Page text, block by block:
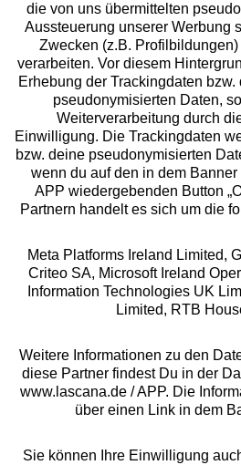
Services
Beratung
Über uns
Rechtliches
Alle Preise inkl. MwSt., zzgl.
Versandkosten
** Bonität vorausgesetzt, berechtigt zur
die von uns übermittelten
Aussteuerung unserer Werbung
Zwecken (z.B.
verarbeiten. Vor diesem
Erhebung der Trackingdaten
pseudonymisierten Daten,
Weiterverarbeitung durch
Einwilligung. Die Trackingdaten
bzw. deine pseudonymisierten
wenn du auf den in dem
APP wiedergebenden Button
Partnern handelt es sich um die
Meta Platforms Ireland Limited,
Criteo SA, Microsoft Ireland
Information Technologies UK
Limited, RTB
Weitere Informationen zu den
diese Partner findest Du in der
www.lascana.de / APP. Die
über einen Link in dem
Sie können Ihre Einwilligung